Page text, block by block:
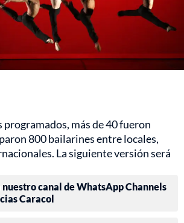
programados, más de 40 fueron
800 bailarines entre locales,
La siguiente versión será
nuestro canal de WhatsApp Channels
Caracol